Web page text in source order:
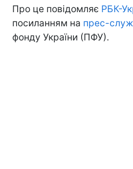
Про це повідомляє РБК-
посиланням на прес-
фонду України (ПФУ).